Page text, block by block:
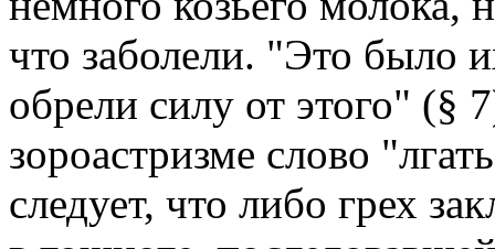
что заболели. "Это было
обрели силу от этого" (§
зороастризме слово
следует, что либо грех